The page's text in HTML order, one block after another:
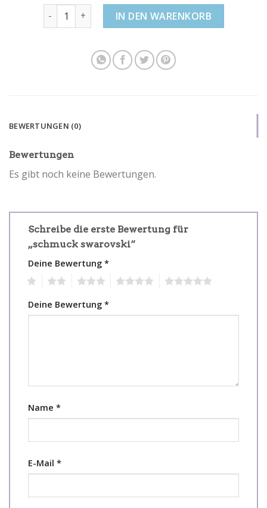
schmuck swarovski MengeIN DEN WARENKORB
BEWERTUNGEN (0)
Bewertungen
Es gibt noch keine Bewertungen.
Schreibe die erste Bewertung für
„schmuck swarovski“
Deine Bewertung *
Deine Bewertung *
Name *
E-Mail *